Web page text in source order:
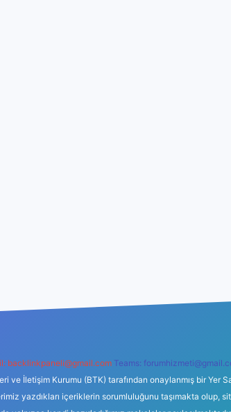
backlinkpaneli@gmail.com Teams:
ve İletişim Kurumu (BTK) tarafından onaylanmış bir
yazdıkları içeriklerin sorumluluğunu taşımakta olup,